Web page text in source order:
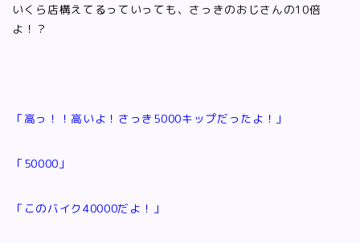
いくら店構えてるっていっても、さっきのおじさんの10倍
よ！？
「高っ！！高いよ！さっき5000キップだったよ！」
「50000」
「このバイク40000だよ！」